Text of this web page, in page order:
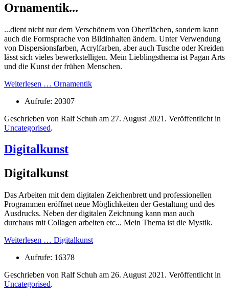
Ornamentik...
...dient nicht nur dem Verschönern von Oberflächen, sondern kann
auch die Formsprache von Bildinhalten ändern. Unter Verwendung
von Dispersionsfarben, Acrylfarben, aber auch Tusche oder Kreiden
lässt sich vieles bewerkstelligen. Mein Lieblingsthema ist Pagan Arts
und die Kunst der frühen Menschen.
Weiterlesen … Ornamentik
Aufrufe: 20307
Geschrieben von Ralf Schuh am 27. August 2021 . Veröffentlicht in
Uncategorised.
Digitalkunst
Digitalkunst
Das Arbeiten mit dem digitalen Zeichenbrett und professionellen
Programmen eröffnet neue Möglichkeiten der Gestaltung und des
Ausdrucks. Neben der digitalen Zeichnung kann man auch
durchaus mit Collagen arbeiten etc... Mein Thema ist die Mystik.
Weiterlesen … Digitalkunst
Aufrufe: 16378
Geschrieben von Ralf Schuh am 26. August 2021 . Veröffentlicht in
Uncategorised.